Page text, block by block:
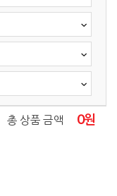
총 상품 금액 0원